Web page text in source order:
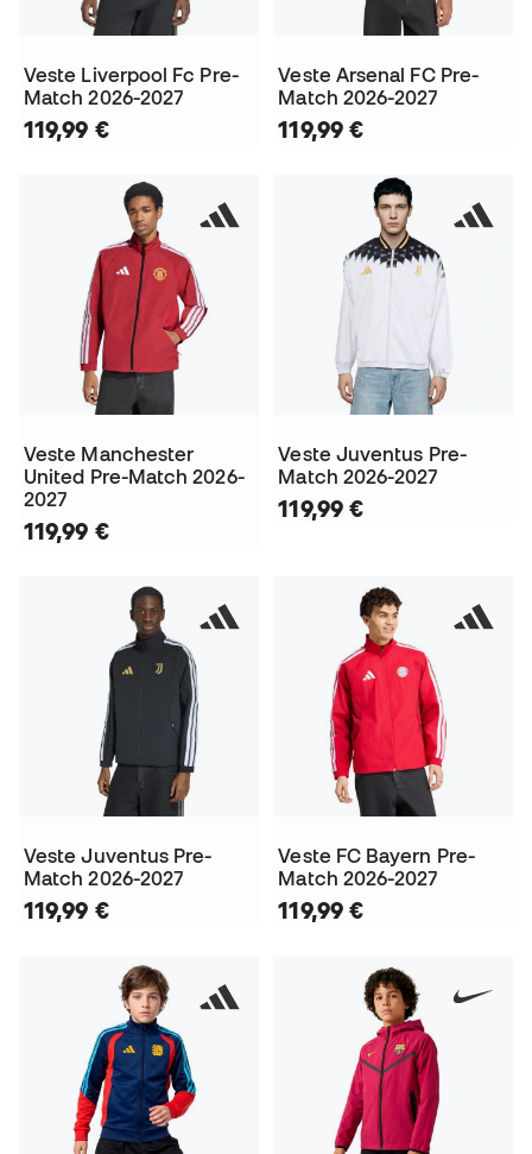
Veste Liverpool Fc Pre-
Match 2026-2027
119,99 €
Veste Arsenal FC Pre-
Match 2026-2027
119,99 €
Veste Manchester
United Pre-Match 2026-
2027
119,99 €
Veste Juventus Pre-
Match 2026-2027
119,99 €
Veste Juventus Pre-
Match 2026-2027
119,99 €
Veste FC Bayern Pre-
Match 2026-2027
119,99 €